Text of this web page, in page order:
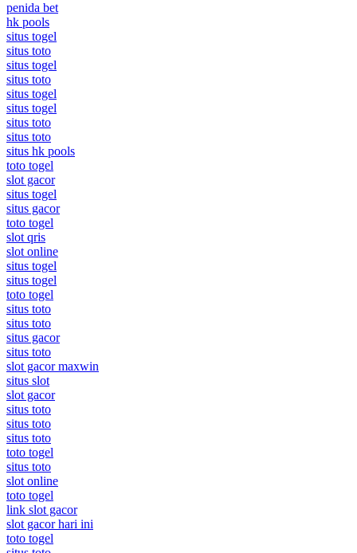
penida bet
hk pools
situs togel
situs toto
situs togel
situs toto
situs togel
situs togel
situs toto
situs toto
situs hk pools
toto togel
slot gacor
situs togel
situs gacor
toto togel
slot qris
slot online
situs togel
situs togel
toto togel
situs toto
situs toto
situs gacor
situs toto
slot gacor maxwin
situs slot
slot gacor
situs toto
situs toto
situs toto
toto togel
situs toto
slot online
toto togel
link slot gacor
slot gacor hari ini
toto togel